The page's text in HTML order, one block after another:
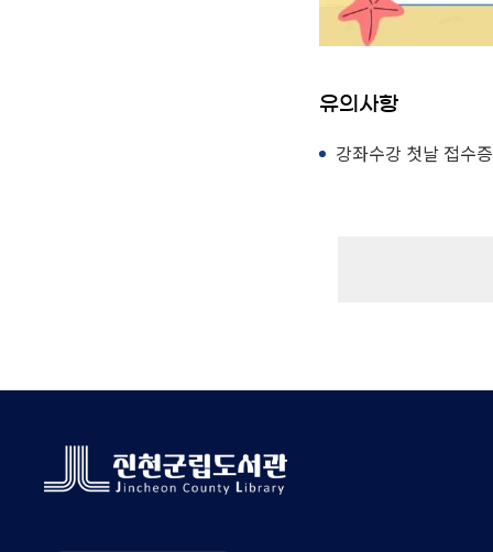
유의사항
강좌수강 첫날 접수